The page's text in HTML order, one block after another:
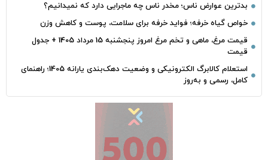
بدترین عوارض ناس؛ مخدر ناس چه ماجرایی دارد که نمیدانیم؟
خواص گیاه خرفه؛ فواید خرفه برای سلامت، پوست و کاهش وزن
قیمت مرغ، ماهی و تخم مرغ امروز پنجشنبه 15 مرداد 1405 + جدول
قیمت
استعلام کالابرگ الکترونیکی و وضعیت دهک‌بندی یارانه 1405؛ راهنمای
کامل، رسمی و به‌روز